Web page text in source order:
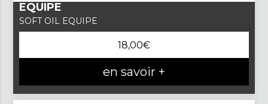
EQUIPE
SOFT OIL EQUIPE
18,00€
en savoir +